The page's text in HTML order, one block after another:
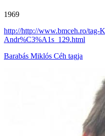
1969
http://http://www.bmceh.ro/tag-
Andr%C3%A1s_129.html
Barabás Miklós Céh tagja